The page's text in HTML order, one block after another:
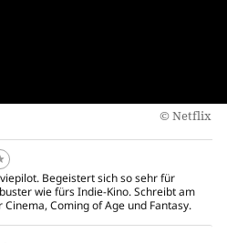
Netflix
Begeistert sich so sehr für
wie fürs Indie-Kino. Schreibt am
Coming of Age und Fantasy.